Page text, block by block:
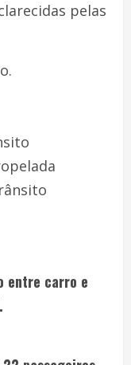
pelas
entre carro e